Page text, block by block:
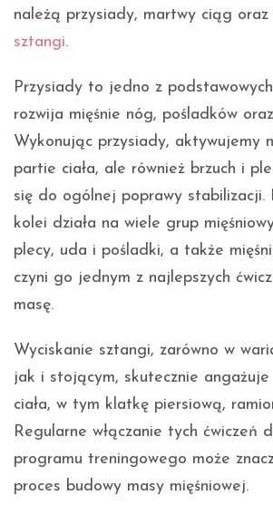
należą przysiady, martwy ciąg oraz
sztangi.
Przysiady to jedno z
rozwija mięśnie nóg, pośladków
Wykonując przysiady, aktywujemy
partie ciała, ale również brzuch i
się do ogólnej poprawy
kolei działa na wiele grup
plecy, uda i pośladki, a także
czyni go jednym z najlepszych
masę.
Wyciskanie sztangi, zarówno w
jak i stojącym, skutecznie
ciała, w tym klatkę piersiową,
Regularne włączanie tych ćwiczeń
programu treningowego może
proces budowy masy mięśniowej.